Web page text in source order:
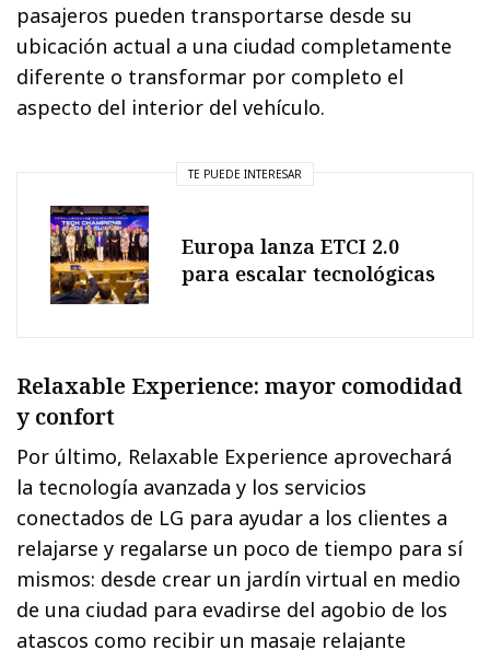
pasajeros pueden transportarse desde su
ubicación actual a una ciudad completamente
diferente o transformar por completo el
aspecto del interior del vehículo.
TE PUEDE INTERESAR
Europa lanza ETCI 2.0
para escalar tecnológicas
Relaxable Experience: mayor comodidad
y confort
Por último, Relaxable Experience aprovechará
la tecnología avanzada y los servicios
conectados de LG para ayudar a los clientes a
relajarse y regalarse un poco de tiempo para sí
mismos: desde crear un jardín virtual en medio
de una ciudad para evadirse del agobio de los
atascos como recibir un masaje relajante